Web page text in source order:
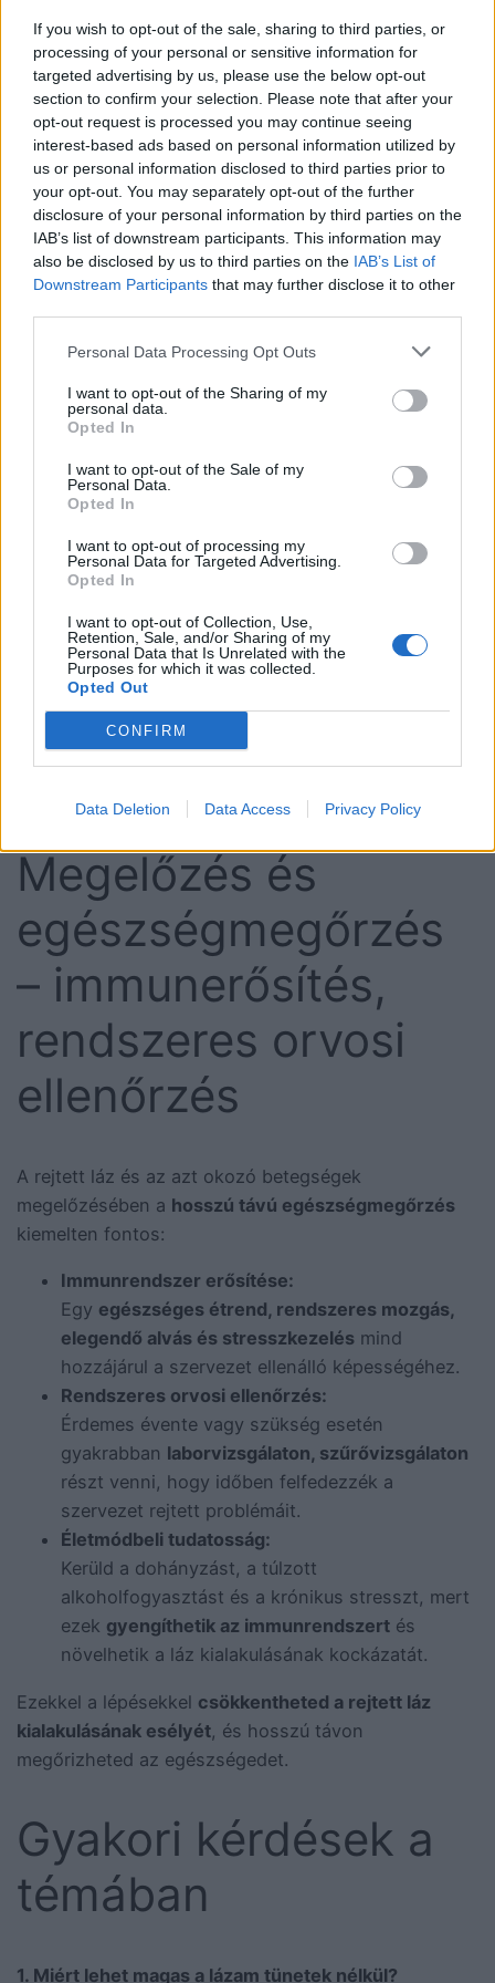
If you wish to opt-out of the sale, sharing to third parties, or
processing of your personal or sensitive information for
targeted advertising by us, please use the below opt-out
section to confirm your selection. Please note that after your
opt-out request is processed you may continue seeing
interest-based ads based on personal information utilized by
us or personal information disclosed to third parties prior to
your opt-out. You may separately opt-out of the further
disclosure of your personal information by third parties on the
IAB’s list of downstream participants. This information may
also be disclosed by us to third parties on the IAB’s List of
Downstream Participants that may further disclose it to other
Personal Data Processing Opt Outs
I want to opt-out of the Sharing of my
personal data.
Opted In
I want to opt-out of the Sale of my
Personal Data.
Opted In
I want to opt-out of processing my
Personal Data for Targeted Advertising.
Opted In
I want to opt-out of Collection, Use,
Retention, Sale, and/or Sharing of my
Personal Data that Is Unrelated with the
Purposes for which it was collected.
Opted Out
CONFIRM
Data Deletion Data Access Privacy Policy
hőmérséklet
monitorozás,
hidratálás, pihenés
Ha magas lázról van szó tünetek nélkül, az otthoni
figyelés kulcsfontosságú:
Hőmérséklet rendszeres ellenőrzése:Használj
megbízható hőmérőt, és jegyezd fel a
testhőmérsékleted, még ha jól is érzed magad.
pontos adatot ad a diagnózishoz.
Megfelelő hidratálás:
folyadékegyensúlyát megterheli, ezért fontos a
bőséges vízfogyasztás
gyümölcslevek fogyasztása a kiszáradás
megelőzésére.
Pihenés és terhelés csökkentése:
regenerálódásra, így érdemesenyhébb fizikai
aktivitást végezni, és biztosítani a megfelelő
alvást.
Az otthoni gondoskodás
vizsgálatot, és segíti a szervezetet a láz okának
Megelőzés és
egészségmegőrzés
– immunerősítés,
rendszeres orvosi
ellenőrzés
A rejtett láz és az azt okozó betegségek
megelőzésében a hosszú távú egészségmegőrzés
kiemelten fontos:
Immunrendszer erősítése:
Egy egészséges étrend, rendszeres mozgás,
elegendő alvás és stresszkezelés mind
hozzájárul a szervezet ellenálló képességéhez.
Rendszeres orvosi ellenőrzés:
Érdemes évente vagy szükség esetén
gyakrabban laborvizsgálaton, szűrővizsgálaton
részt venni, hogy időben felfedezzék a
szervezet rejtett problémáit.
Életmódbeli tudatosság:
Kerüld a dohányzást, a túlzott
alkoholfogyasztást és a krónikus stresszt, mert
ezek gyengíthetik az immunrendszert és
növelhetik a láz kialakulásának kockázatát.
Ezekkel a lépésekkel csökkentheted a rejtett láz
kialakulásának esélyét, és hosszú távon
megőrizheted az egészségedet.
Gyakori kérdések a
témában
1. Miért lehet magas a lázam tünetek nélkül?